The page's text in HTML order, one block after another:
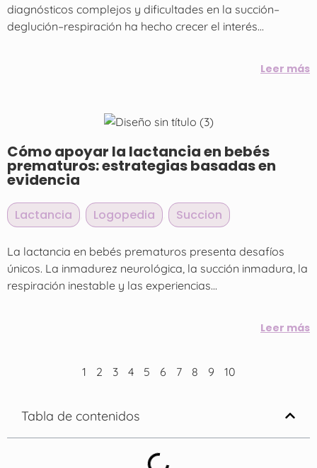
diagnósticos complejos y dificultades en la succión–
deglución–respiración ha hecho crecer el interés...
Leer más
Cómo apoyar la lactancia en bebés
prematuros: estrategias basadas en
evidencia
Lactancia Logopedia Succion
La lactancia en bebés prematuros presenta desafíos
únicos. La inmadurez neurológica, la succión inmadura, la
respiración inestable y las experiencias...
Leer más
1 2 3 4 5 6 7 8 9 10
Tabla de contenidos